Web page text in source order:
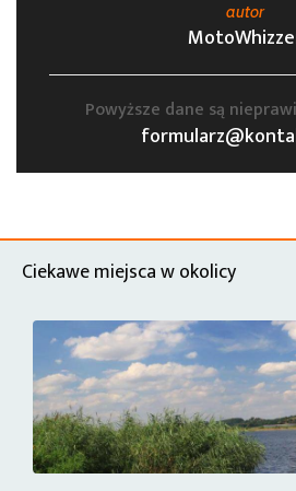
autor
Powyższe dane są
Ciekawe miejsca w okolicy